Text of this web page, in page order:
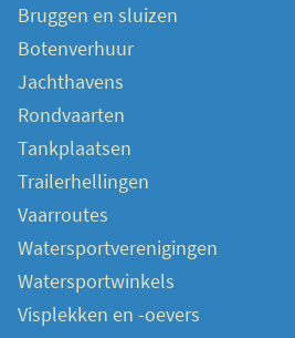
Bruggen en sluizen
Botenverhuur
Jachthavens
Rondvaarten
Tankplaatsen
Trailerhellingen
Vaarroutes
Watersportverenigingen
Watersportwinkels
Visplekken en -oevers